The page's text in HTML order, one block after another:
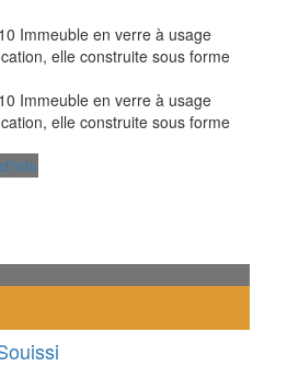
Immeuble en verre à usage
elle construite sous forme
Immeuble en verre à usage
elle construite sous forme